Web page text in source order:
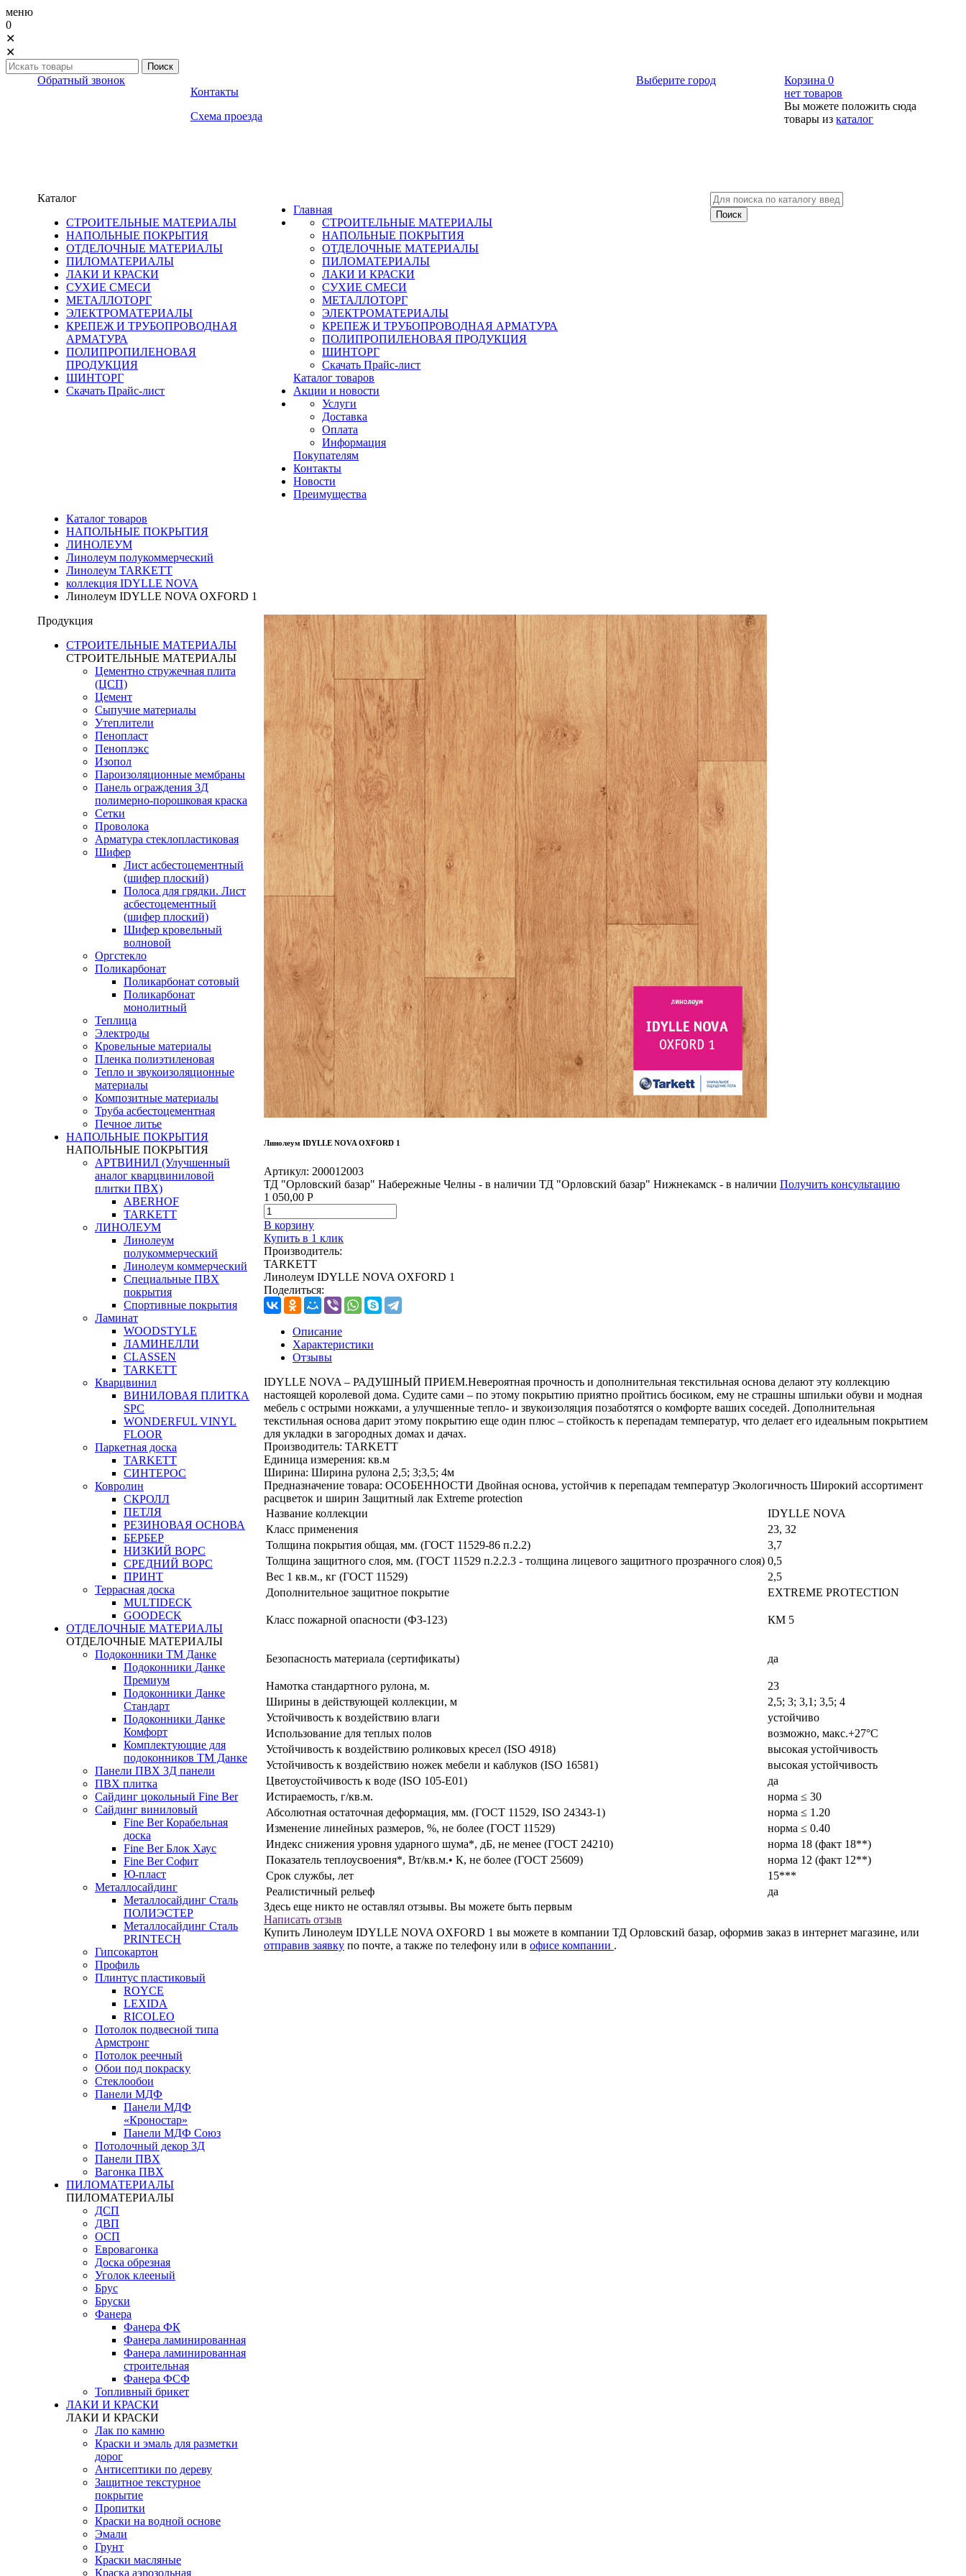
меню
0
✕
✕
Обратный звонок
Контакты
Схема проезда
Выберите город Корзина 0
нет товаров
Вы можете положить сюда
товары изкаталог
Каталог
СТРОИТЕЛЬНЫЕ МАТЕРИАЛЫ
НАПОЛЬНЫЕ ПОКРЫТИЯ
ОТДЕЛОЧНЫЕ МАТЕРИАЛЫ
ПИЛОМАТЕРИАЛЫ
ЛАКИ И КРАСКИ
СУХИЕ СМЕСИ
МЕТАЛЛОТОРГ
ЭЛЕКТРОМАТЕРИАЛЫ
КРЕПЕЖ И ТРУБОПРОВОДНАЯ
АРМАТУРА
ПОЛИПРОПИЛЕНОВАЯ
ПРОДУКЦИЯ
ШИНТОРГ
Скачать Прайс-лист
Главная
СТРОИТЕЛЬНЫЕ МАТЕРИАЛЫ
НАПОЛЬНЫЕ ПОКРЫТИЯ
ОТДЕЛОЧНЫЕ МАТЕРИАЛЫ
ПИЛОМАТЕРИАЛЫ
ЛАКИ И КРАСКИ
СУХИЕ СМЕСИ
МЕТАЛЛОТОРГ
ЭЛЕКТРОМАТЕРИАЛЫ
КРЕПЕЖ И ТРУБОПРОВОДНАЯ АРМАТУРА
ПОЛИПРОПИЛЕНОВАЯ ПРОДУКЦИЯ
ШИНТОРГ
Скачать Прайс-лист
Каталог товаров
Акции и новости
Услуги
Доставка
Оплата
Информация
Покупателям
Контакты
Новости
Преимущества
Каталог товаров
НАПОЛЬНЫЕ ПОКРЫТИЯ
ЛИНОЛЕУМ
Линолеум полукоммерческий
Линолеум TARKETT
коллекция IDYLLE NOVA
Линолеум IDYLLE NOVA OXFORD 1
Продукция
СТРОИТЕЛЬНЫЕ МАТЕРИАЛЫ
СТРОИТЕЛЬНЫЕ МАТЕРИАЛЫ
Цементно стружечная плита
(ЦСП)
Цемент
Сыпучие материалы
Утеплители
Пенопласт
Пеноплэкс
Изопол
Пароизоляционные мембраны
Панель ограждения 3Д
полимерно-порошковая краска
Сетки
Проволока
Арматура стеклопластиковая
Шифер
Лист асбестоцементный
(шифер плоский)
Полоса для грядки. Лист
асбестоцементный
(шифер плоский)
Шифер кровельный
волновой
Оргстекло
Поликарбонат
Поликарбонат сотовый
Поликарбонат
монолитный
Теплица
Электроды
Кровельные материалы
Пленка полиэтиленовая
Тепло и звукоизоляционные
материалы
Композитные материалы
Труба асбестоцементная
Печное литье
НАПОЛЬНЫЕ ПОКРЫТИЯ
НАПОЛЬНЫЕ ПОКРЫТИЯ
АРТВИНИЛ (Улучшенный
аналог кварцвиниловой
плитки ПВХ)
ABERHOF
TARKETT
ЛИНОЛЕУМ
Линолеум
полукоммерческий
Линолеум коммерческий
Специальные ПВХ
покрытия
Спортивные покрытия
Ламинат
WOODSTYLE
ЛАМИНЕЛЛИ
CLASSEN
TARKETT
Кварцвинил
ВИНИЛОВАЯ ПЛИТКА
SPC
WONDERFUL VINYL
FLOOR
Паркетная доска
TARKETT
СИНТЕРОС
Ковролин
СКРОЛЛ
ПЕТЛЯ
РЕЗИНОВАЯ ОСНОВА
БЕРБЕР
НИЗКИЙ ВОРС
СРЕДНИЙ ВОРС
ПРИНТ
Террасная доска
MULTIDECK
GOODECK
ОТДЕЛОЧНЫЕ МАТЕРИАЛЫ
ОТДЕЛОЧНЫЕ МАТЕРИАЛЫ
Подоконники ТМ Данке
Подоконники Данке
Премиум
Подоконники Данке
Стандарт
Подоконники Данке
Комфорт
Комплектующие для
подоконников ТМ Данке
Панели ПВХ 3Д панели
ПВХ плитка
Сайдинг цокольный Fine Ber
Сайдинг виниловый
Fine Ber Корабельная
доска
Fine Ber Блок Хаус
Fine Ber Софит
Ю-пласт
Металлосайдинг
Металлосайдинг Сталь
ПОЛИЭСТЕР
Металлосайдинг Сталь
PRINTECH
Гипсокартон
Профиль
Плинтус пластиковый
ROYCE
LEXIDA
RICOLEO
Потолок подвесной типа
Армстронг
Потолок реечный
Обои под покраску
Стеклообои
Панели МДФ
Панели МДФ
«Кроностар»
Панели МДФ Союз
Потолочный декор 3Д
Панели ПВХ
Вагонка ПВХ
ПИЛОМАТЕРИАЛЫ
ПИЛОМАТЕРИАЛЫ
ДСП
ДВП
ОСП
Евровагонка
Доска обрезная
Уголок клееный
Брус
Бруски
Фанера
Фанера ФК
Фанера ламинированная
Фанера ламинированная
строительная
Фанера ФСФ
Топливный брикет
ЛАКИ И КРАСКИ
ЛАКИ И КРАСКИ
Лак по камню
Краски и эмаль для разметки
дорог
Антисептики по дереву
Защитное текстурное
покрытие
Пропитки
Краски на водной основе
Эмали
Грунт
Краски масляные
Краска аэрозольная
Линолеум IDYLLE NOVA OXFORD 1
Артикул: 200012003
ТД "Орловский базар" Набережные Челны - в наличии ТД "Орловский базар" Нижнекамск - в наличии Получить консультацию
1 050,00 Р
В корзину
Купить в 1 клик
Производитель:
TARKETT
Линолеум IDYLLE NOVA OXFORD 1
Поделиться:
Описание
Характеристики
Отзывы
IDYLLE NOVA – РАДУШНЫЙ ПРИЕМ.Невероятная прочность и дополнительная текстильная основа делают эту коллекцию
настоящей королевой дома. Судите сами – по этому покрытию приятно пройтись босиком, ему не страшны шпильки обуви и модная
мебель с острыми ножками, а улучшенные тепло- и звукоизоляция позаботятся о комфорте ваших соседей. Дополнительная
текстильная основа дарит этому покрытию еще один плюс – стойкость к перепадам температур, что делает его идеальным покрытием
для укладки в загородных домах и дачах.
Производитель: TARKETT
Единица измерения: кв.м
Ширина: Ширина рулона 2,5; 3;3,5; 4м
Предназначение товара: ОСОБЕННОСТИ Двойная основа, устойчив к перепадам температур Экологичность Широкий ассортимент
расцветок и ширин Защитный лак Extreme protection
Название коллекции
IDYLLE NOVA
Класс применения
23, 32
Толщина покрытия общая, мм. (ГОСТ 11529-86 п.2.2)
3,7
Толщина защитного слоя, мм. (ГОСТ 11529 п.2.2.3 - толщина лицевого защитного прозрачного слоя) 0,5
Вес 1 кв.м., кг (ГОСТ 11529)
2,5
Дополнительное защитное покрытие
EXTREME PROTECTION
Класс пожарной опасности (ФЗ-123) КМ 5
Безопасность материала (сертификаты) да
Намотка стандартного рулона, м.
23
Ширины в действующей коллекции, м
2,5; 3; 3,1; 3,5; 4
Устойчивость к воздействию влаги
устойчиво
Использование для теплых полов
возможно, макс.+27°С
Устойчивость к воздействию роликовых кресел (ISO 4918)
высокая устойчивость
Устойчивость к воздействию ножек мебели и каблуков (ISO 16581)
высокая устойчивость
Цветоустойчивость к воде (ISO 105-E01)
да
Истираемость, г/кв.м.
норма ≤ 30
Абсолютная остаточная деформация, мм. (ГОСТ 11529, ISO 24343-1)
норма ≤ 1.20
Изменение линейных размеров, %, не более (ГОСТ 11529)
норма ≤ 0.40
Индекс снижения уровня ударного шума*, дБ, не менее (ГОСТ 24210)
норма 18 (факт 18**)
Показатель теплоусвоения*, Вт/кв.м.• К, не более (ГОСТ 25609)
норма 12 (факт 12**)
Срок службы, лет
15***
Реалистичный рельеф
да
Здесь еще никто не оставлял отзывы. Вы можете быть первым
Написать отзыв
Купить Линолеум IDYLLE NOVA OXFORD 1 вы можете в компании ТД Орловский базар, оформив заказ в интернет магазине, или
отправив заявку по почте, а также по телефону или в офисе компании .